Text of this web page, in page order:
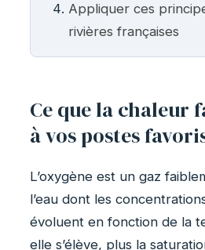
Appliquer ces
rivières françaises
Ce que la chaleur
à vos postes
L’oxygène est un gaz
l’eau dont les
évoluent en fonction de la
elle s’élève, plus la